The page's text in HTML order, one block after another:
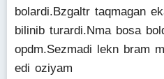
bolardi.Bzgaltr taqmagan
bilinib turardi.Nma bosa
opdm.Sezmadi lekn bram
edi oziyam